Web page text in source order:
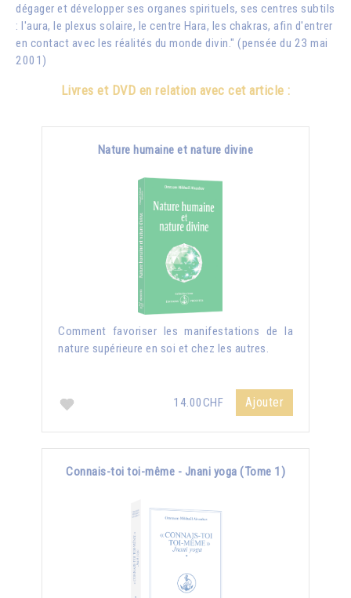
dégager et développer ses organes spirituels, ses centres subtils
: l'aura, le plexus solaire, le centre Hara, les chakras, afin d'entrer
en contact avec les réalités du monde divin." (pensée du 23 mai
2001)
Livres et DVD en relation avec cet article :
Nature humaine et nature divine
Comment favoriser les manifestations de la
nature supérieure en soi et chez les autres.
14.00CHF Ajouter
Connais-toi toi-même - Jnani yoga (Tome 1)